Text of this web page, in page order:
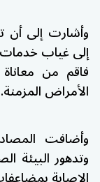
وأشارت إلى أن
إلى غياب خدمات
فاقم من
الأمراض المزمنة.
وأضافت
وتدهور البيئة